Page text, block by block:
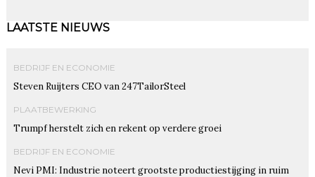
LAATSTE NIEUWS
BEDRIJF EN ECONOMIE
Steven Ruijters CEO van 247TailorSteel
PLAATBEWERKING
Trumpf herstelt zich en rekent op verdere groei
BEDRIJF EN ECONOMIE
Nevi PMI: Industrie noteert grootste productiestijging in ruim